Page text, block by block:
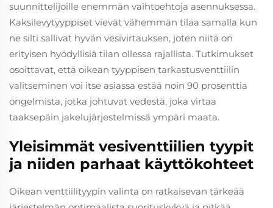
suunnittelijoille enemmän vaihtoehtoja asennuksessa.
Kaksilevytyyppiset vievät vähemmän tilaa samalla kun
ne silti sallivat hyvän vesivirtauksen, joten niitä on
erityisen hyödyllisiä tilan ollessa rajallista. Tutkimukset
osoittavat, että oikean tyyppisen tarkastusventtiilin
valitseminen voi itse asiassa estää noin 90 prosenttia
ongelmista, jotka johtuvat vedestä, joka virtaa
taaksepäin jakelujärjestelmissä ympäri maata.
Yleisimmät vesiventtiilien tyypit
ja niiden parhaat käyttökohteet
Oikean venttiilityypin valinta on ratkaisevan tärkeää